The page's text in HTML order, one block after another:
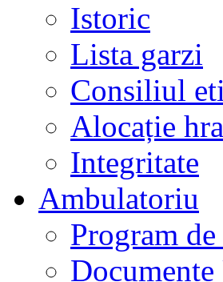
Istoric
Lista garzi
Consiliul
Alocație
Integritate
Ambulatoriu
Program